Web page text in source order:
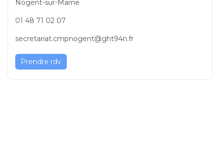
Nogent-sur-Marne
01 48 71 02 07
secretariat.cmpnogent@ght94n.fr
Prendre rdv